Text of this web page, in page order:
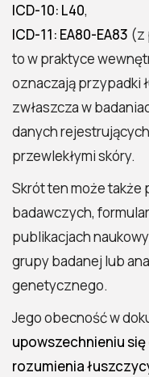
ICD-10: L40,
ICD-11: EA80-EA83 (z
to w praktyce
oznaczają przypadki
zwłaszcza w
danych
przewlekłymi skóry.
Skrót ten może także
badawczych,
publikacjach
grupy badanej lub
genetycznego.
Jego obecność w
upowszechnieniu
rozumienia